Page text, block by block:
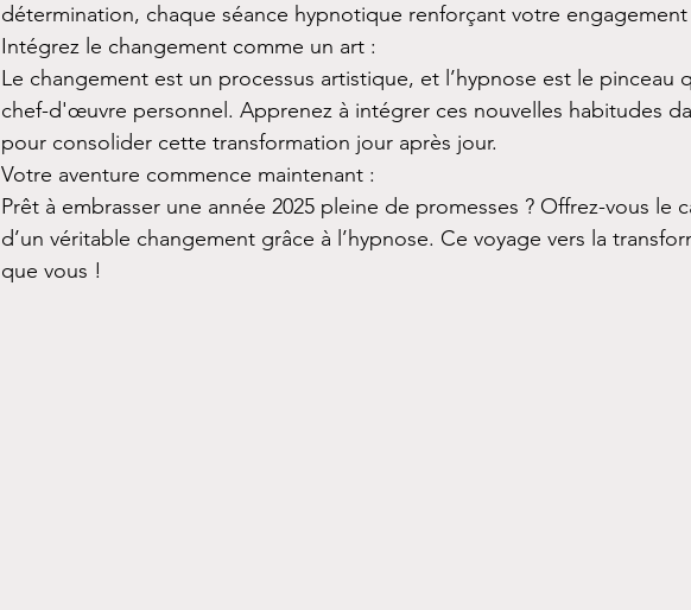
détermination, chaque séance hypnotique renforçant votre engagement
Intégrez le changement comme un art :
Le changement est un processus artistique, et l’hypnose est le pinceau
chef-d'œuvre personnel. Apprenez à intégrer ces nouvelles habitudes
pour consolider cette transformation jour après jour.
Votre aventure commence maintenant :
Prêt à embrasser une année 2025 pleine de promesses ? Offrez-vous le
d’un véritable changement grâce à l’hypnose. Ce voyage vers la
que vous !